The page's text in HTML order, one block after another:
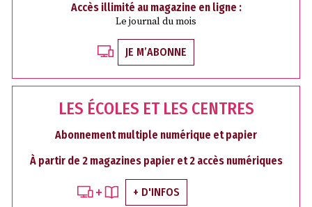
Accès illimité au magazine en ligne :
Le journal du mois
JE M’ABONNE
LES ÉCOLES ET LES CENTRES
Abonnement multiple numérique et papier
À partir de 2 magazines papier et 2 accès numériques
+ D'INFOS